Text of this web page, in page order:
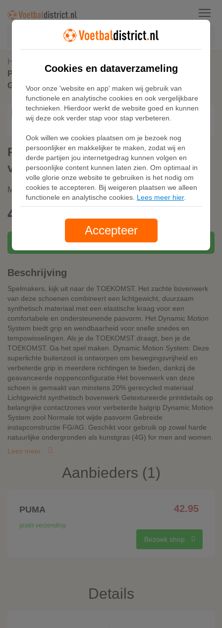
Menu
Home
PUMA FUTURE 7 PLAY FG/AG voetbalschoenen,
Grijs/Paars
PUMA FUTURE 7 PLAY FG/AG
voetbalschoenen, Grijs/Paars
Merk:Puma
42,95 gratis verzending
Bekijk bij PUMA
Beschrijving
Spelmakers, kijk uit naar de TOEKOMST. Het zachte bovenwerk
van deze schoenen combineert een lichtgewicht, duurzaam
synthetisch materiaal met een elastische kraag voor een
comfortabele en ondersteunende pasvorm. Het Dynamic Motion
System biedt grip en wendbaarheid voor snelle snedes en
tempowisselingen. Als je de TOEKOMST draagt, ben je de
TOEKOMST. Ga het spel maken. Dynamic Motion System: Deze
superlichte buitenzool is ontworpen om bewegingsvrijheid en
verbeterde grip in meerdere richtingen te bieden, dankzij de
geavanceerde noppenconfiguratie Het bovenwerk van deze
schoen is gemaakt van minstens 20% gerecycled materiaal
Lichtgewicht synthetisch bovenwerk Getextureerde printdetails op
belangrijke contactzones voor verbeterde balgrip Dynamic Motion
System zool Normale tot wijde pasvorm Gebreide
instapconstructie FG/AG: Geschikt voor gebruik op zowel harde
natuurlijke ondergronden als kunstgras (4G) for men and women.
Lees meer
Aanbieders (1)
PUMA 42.95
gratis verzending
Bezoek shop
Details
Cookies en dataverzameling
Voor onze 'website en app' maken wij gebruik van
functionele en analytische cookies en ook vergelijkbare
technieken. Hierdoor werkt de website goed en kunnen
wij deze ook verder stap voor stap verbeteren.
Ook willen we cookies plaatsen om je bezoek nog
persoonlijker en makkelijker te maken, zodat wij en
derde partijen jou internetgedrag kunnen volgen en
persoonlijke content kunnen laten zien. Om optimaal in
volle glorie onze website te gebruiken is het nodig om
cookies te accepteren. Bij weigeren plaatsen we alleen
functionele en analytische cookies. Lees meer hier.
Accepteer